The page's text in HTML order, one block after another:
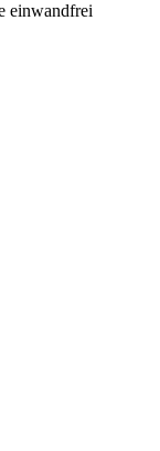
einwandfrei